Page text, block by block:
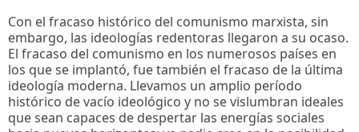
Con el fracaso histórico del comunismo marxista, sin
embargo, las ideologías redentoras llegaron a su ocaso.
El fracaso del comunismo en los numerosos países en
los que se implantó, fue también el fracaso de la última
ideología moderna. Llevamos un amplio período
histórico de vacío ideológico y no se vislumbran ideales
que sean capaces de despertar las energías sociales